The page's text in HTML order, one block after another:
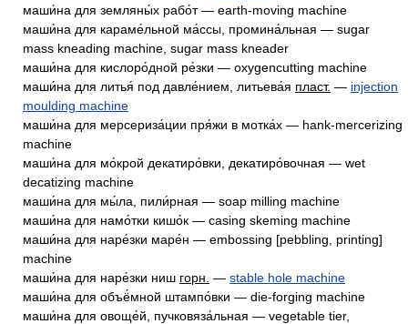
маши́на для земляны́х рабо́т — earth-moving machine
маши́на для караме́льной ма́ссы, промина́льная — sugar
mass kneading machine, sugar mass kneader
маши́на для кислоро́дной ре́зки — oxygencutting machine
маши́на для литья́ под давле́нием, литьева́я пласт. — injection
moulding machine
маши́на для мерсериза́ции пря́жи в мотка́х — hank-mercerizing
machine
маши́на для мо́крой декатиро́вки, декатиро́вочная — wet
decatizing machine
маши́на для мы́ла, пили́рная — soap milling machine
маши́на для намо́тки кишо́к — casing skeming machine
маши́на для наре́зки маре́н — embossing [pebbling, printing]
machine
маши́на для наре́зки ниш горн. — stable hole machine
маши́на для объё́мной штампо́вки — die-forging machine
маши́на для овоще́й, пучковяза́льная — vegetable tier,